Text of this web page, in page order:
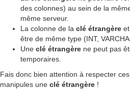
des colonnes) au sein de la
même serveur.
La colonne de la clé étrangère
être de même type (INT,
Une clé étrangère ne peut pas
temporaires.
Fais donc bien attention à respecter
manipules une clé étrangère !